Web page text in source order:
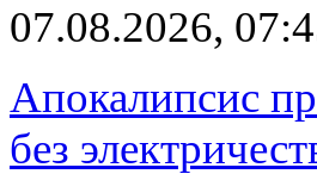
07.08.2026,
Апокалипсис
без